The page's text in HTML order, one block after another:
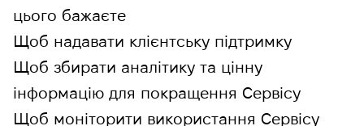
цього бажаєте
Щоб надавати клієнтську підтримку
Щоб збирати аналітику та цінну
інформацію для покращення Сервісу
Щоб моніторити використання Сервісу